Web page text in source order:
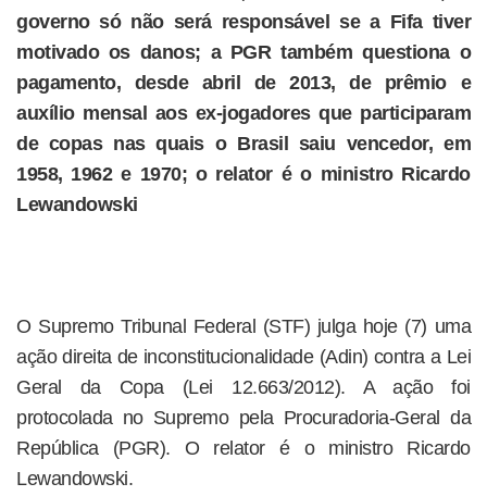
governo só não será responsável se a Fifa tiver
motivado os danos; a PGR também questiona o
pagamento, desde abril de 2013, de prêmio e
auxílio mensal aos ex-jogadores que participaram
de copas nas quais o Brasil saiu vencedor, em
1958, 1962 e 1970; o relator é o ministro Ricardo
Lewandowski
O Supremo Tribunal Federal (STF) julga hoje (7) uma
ação direita de inconstitucionalidade (Adin) contra a Lei
Geral da Copa (Lei 12.663/2012). A ação foi
protocolada no Supremo pela Procuradoria-Geral da
República (PGR). O relator é o ministro Ricardo
Lewandowski.